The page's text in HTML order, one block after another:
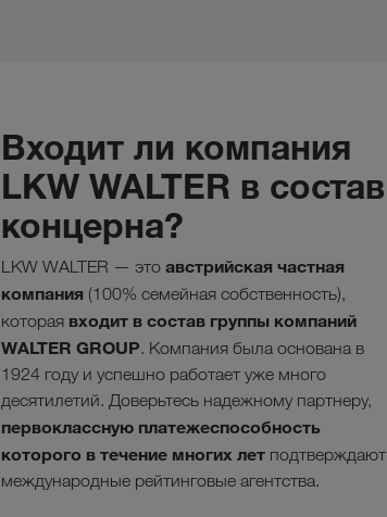
Входит ли компания
LKW WALTER в состав
концерна?
LKW WALTER — это австрийская частная
компания (100% семейная собственность),
которая входит в состав группы компаний
WALTER GROUP. Компания была основана в
1924 году и успешно работает уже много
десятилетий. Доверьтесь надежному партнеру,
первоклассную платежеспособность
которого в течение многих лет подтверждают
международные рейтинговые агентства.